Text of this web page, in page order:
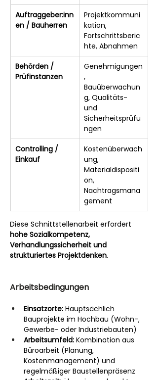
Auftraggeber:inn
en / Bauherren
Projektkommuni
kation,
Fortschrittsberic
hte, Abnahmen
Behörden /
Prüfinstanzen
Genehmigungen
,
Bauüberwachun
g, Qualitäts-
und
Sicherheitsprüfu
ngen
Controlling /
Einkauf
Kostenüberwach
ung,
Materialdispositi
on,
Nachtragsmana
gement
Diese Schnittstellenarbeit erfordert
hohe Sozialkompetenz,
Verhandlungssicherheit und
strukturiertes Projektdenken.
Arbeitsbedingungen
Einsatzorte: Hauptsächlich
Bauprojekte im Hochbau (Wohn-,
Gewerbe- oder Industriebauten)
Arbeitsumfeld: Kombination aus
Büroarbeit (Planung,
Kostenmanagement) und
regelmäßiger Baustellenpräsenz